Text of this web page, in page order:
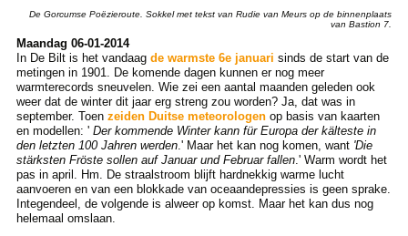
De Gorcumse Poëzieroute. Sokkel met tekst van Rudie van Meurs op de binnenplaats
van Bastion 7.
Maandag 06-01-2014
In De Bilt is het vandaag de warmste 6e januari sinds de start van de
metingen in 1901. De komende dagen kunnen er nog meer
warmterecords sneuvelen. Wie zei een aantal maanden geleden ook
weer dat de winter dit jaar erg streng zou worden? Ja, dat was in
september. Toen zeiden Duitse meteorologenop basis van kaarten
en modellen: ' Der kommende Winter kann für Europa der kälteste in
den letzten 100 Jahren werden.' Maar het kan nog komen, want 'Die
stärksten Fröste sollen auf Januar und Februar fallen.' Warm wordt het
pas in april. Hm. De straalstroom blijft hardnekkig warme lucht
aanvoeren en van een blokkade van oceaandepressies is geen sprake.
Integendeel, de volgende is alweer op komst. Maar het kan dus nog
helemaal omslaan.